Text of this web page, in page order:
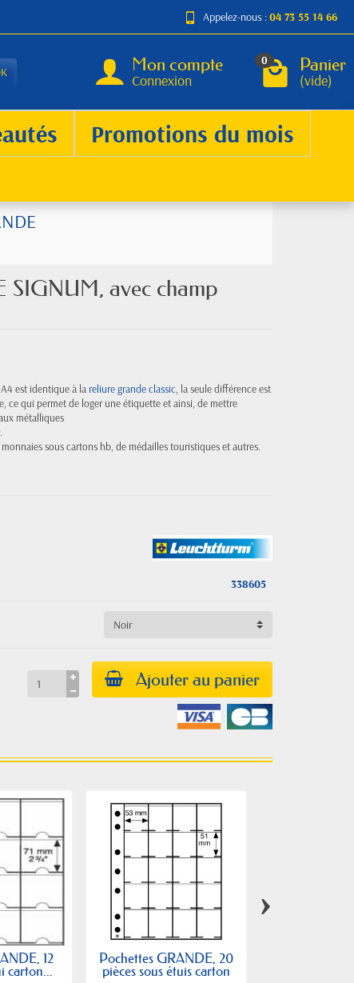
Appelez-nous :04 73 55 14 66
Mon compte
Connexion
0 Panier
(vide)
Promotions du mois
SIGNUM, avec champ
est identique à la reliure grande classic , la seule différence est
ce qui permet de loger une étiquette et ainsi, de mettre
métalliques
sous cartons hb, de médailles touristiques et autres.
338605
Ajouter au panier
12
carton...
Pochettes GRANDE, 20
pièces sous étuis carton
›